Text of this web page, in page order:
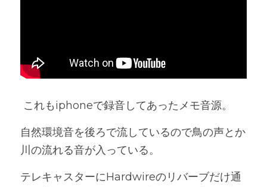
これもiphoneで録音してあったメモ音源。
自然環境音を後ろで流しているので鳥の声とか
川の流れる音が入っている。
テレキャスターにHardwireのリバーブだけ通